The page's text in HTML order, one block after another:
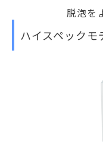
脱泡を
ハイスペックモ